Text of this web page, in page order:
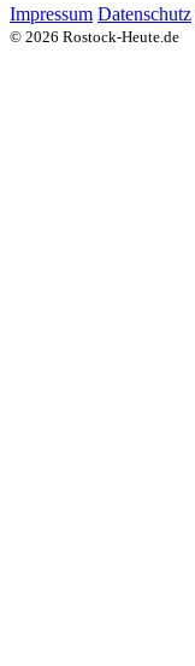
Impressum Datenschutz
© 2026 Rostock-Heute.de